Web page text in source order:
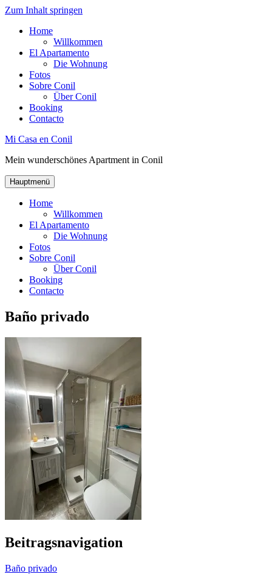
Zum Inhalt springen
Home
Willkommen
El Apartamento
Die Wohnung
Fotos
Sobre Conil
Über Conil
Booking
Contacto
Mi Casa en Conil
Mein wunderschönes Apartment in Conil
Hauptmenü
Home
Willkommen
El Apartamento
Die Wohnung
Fotos
Sobre Conil
Über Conil
Booking
Contacto
Baño privado
Beitragsnavigation
Baño privado